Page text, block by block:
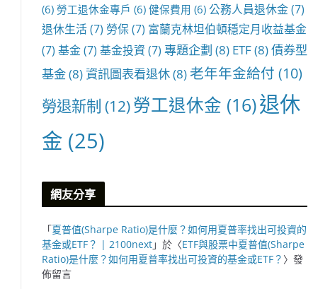
(6) 勞工退休金專戶 (6) 健保費用 (6) 公務人員退休金(7)
退休生活(7) 勞保(7) 富蘭克林坦伯頓穩定月收益基金
(7) 基金(7) 基金投資 (7) 專題企劃 (8) ETF(8)債券型
基金(8)資訊圖表看退休(8)老年年金給付 (10)
勞退新制 (12)勞工退休金 (16)退休
金 (25)
網友分享
「夏普值(Sharpe Ratio)是什麼？如何用夏普率找出可投資的
基金或ETF？ | 2100next」於〈ETF與股票中夏普值(Sharpe
Ratio)是什麼？如何用夏普率找出可投資的基金或ETF？ 〉發
佈留言